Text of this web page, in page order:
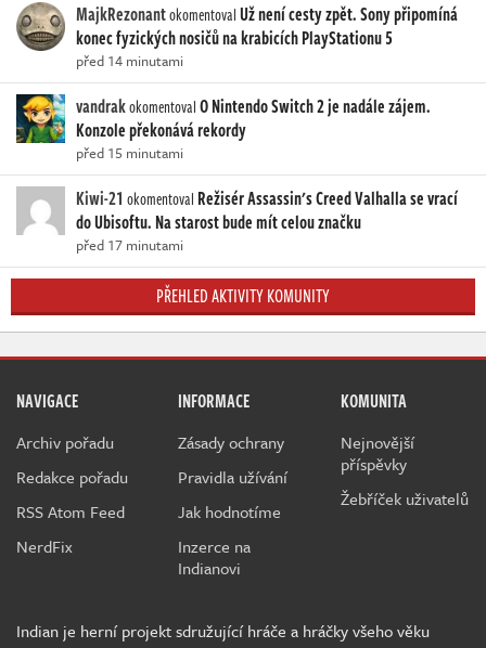
MajkRezonantokomentovalUž není cesty zpět. Sony připomíná
konec fyzických nosičů na krabicích PlayStationu 5
před 14 minutami
vandrakokomentovalO Nintendo Switch 2 je nadále zájem.
Konzole překonává rekordy
před 15 minutami
Kiwi-21 okomentoval Režisér Assassin's Creed Valhalla se vrací
do Ubisoftu. Na starost bude mít celou značku
před 17 minutami
PŘEHLED AKTIVITY KOMUNITY
NAVIGACE
Archiv pořadu
Redakce pořadu
RSS Atom Feed
NerdFix
INFORMACE
Zásady ochrany
Pravidla užívání
Jak hodnotíme
Inzerce na
Indianovi
KOMUNITA
Nejnovější
příspěvky
Žebříček uživatelů
Indian je herní projekt sdružující hráče a hráčky všeho věku